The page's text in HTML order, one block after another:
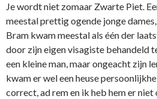
Je wordt niet zomaar Zwarte Piet.
meestal prettig ogende jonge
Bram kwam meestal als één der
door zijn eigen visagiste behandeld
een kleine man, maar ongeacht zijn
kwam er wel een heuse
correct, ad rem en ik heb hem er